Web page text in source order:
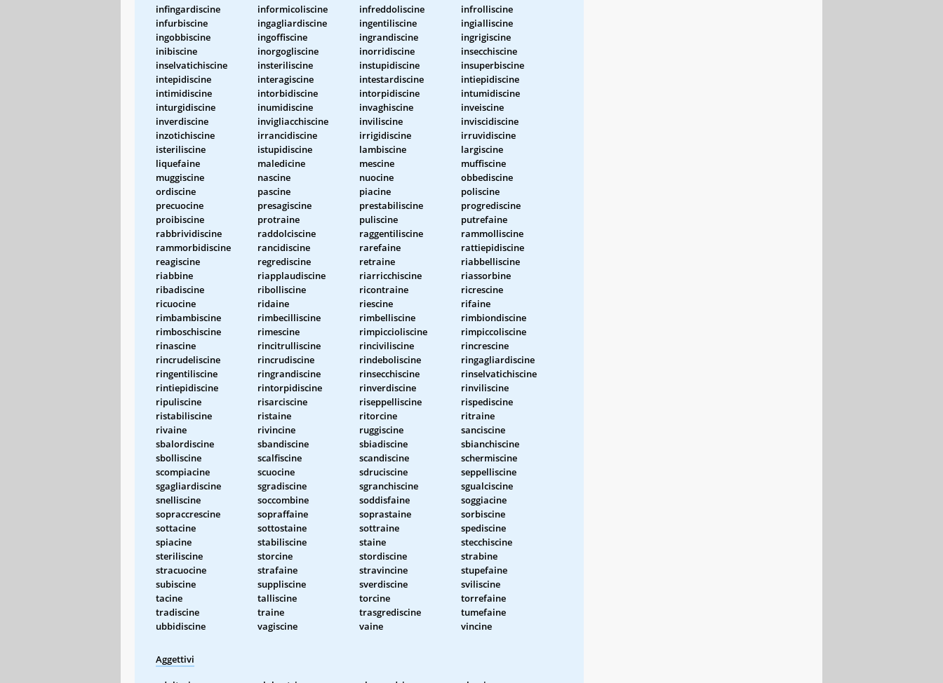
infingardiscine
informicoliscine infreddoliscine
infrolliscine
infurbiscine
ingagliardiscine ingentiliscine
ingialliscine
ingobbiscine
ingoffiscine ingrandiscine
ingrigiscine
inibiscine
inorgogliscine inorridiscine
insecchiscine
inselvatichiscine
insteriliscine instupidiscine
insuperbiscine
intepidiscine
interagiscine intestardiscine
intiepidiscine
intimidiscine
intorbidiscine intorpidiscine
intumidiscine
inturgidiscine
inumidiscine invaghiscine
inveiscine
inverdiscine
invigliacchiscine inviliscine
inviscidiscine
inzotichiscine
irrancidiscine irrigidiscine
irruvidiscine
isteriliscine
istupidiscine lambiscine
largiscine
liquefaine
maledicine mescine
muffiscine
muggiscine
nascine nuocine
obbediscine
ordiscine
pascine piacine
poliscine
precuocine
presagiscine prestabiliscine
progrediscine
proibiscine
protraine puliscine
putrefaine
rabbrividiscine
raddolciscine raggentiliscine
rammolliscine
rammorbidiscine
rancidiscine rarefaine
rattiepidiscine
reagiscine
regrediscine retraine
riabbelliscine
riabbine
riapplaudiscine riarricchiscine
riassorbine
ribadiscine
ribolliscine ricontraine
ricrescine
ricuocine
ridaine riescine
rifaine
rimbambiscine
rimbecilliscine rimbelliscine
rimbiondiscine
rimboschiscine
rimescine rimpiccioliscine
rimpiccoliscine
rinascine
rincitrulliscine rinciviliscine
rincrescine
rincrudeliscine
rincrudiscine rindeboliscine
ringagliardiscine
ringentiliscine
ringrandiscine rinsecchiscine
rinselvatichiscine
rintiepidiscine
rintorpidiscine rinverdiscine
rinviliscine
ripuliscine
risarciscine riseppelliscine
rispediscine
ristabiliscine
ristaine ritorcine
ritraine
rivaine
rivincine ruggiscine
sanciscine
sbalordiscine
sbandiscine sbiadiscine
sbianchiscine
sbolliscine
scalfiscine scandiscine
schermiscine
scompiacine
scuocine sdruciscine
seppelliscine
sgagliardiscine
sgradiscine sgranchiscine
sgualciscine
snelliscine
soccombine soddisfaine
soggiacine
sopraccrescine
sopraffaine soprastaine
sorbiscine
sottacine
sottostaine sottraine
spediscine
spiacine
stabiliscine staine
stecchiscine
steriliscine
storcine stordiscine
strabine
stracuocine
strafaine stravincine
stupefaine
subiscine
suppliscine sverdiscine
sviliscine
tacine
talliscine torcine
torrefaine
tradiscine
traine trasgrediscine
tumefaine
ubbidiscine
vagiscine vaine vincine
Aggettivi